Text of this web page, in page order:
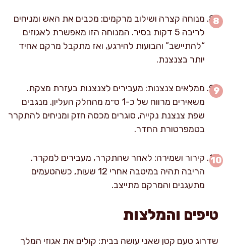
מנוחה קצרה ושילוב מרקמים: מכבים את האש ומניחים
לריבה 5 דקות בסיר. המנוחה הזו מאפשרת לאגוזים
“להתיישב” והבועות להירגע, ואז מתקבל מרקם אחיד
יותר בצנצנת.
ממלאים צנצנות: מעבירים לצנצנות בעזרת מצקת.
משאירים מרווח של כ-1 ס״מ מהחלק העליון. מנגבים
שפת צנצנת נקייה, סוגרים מכסה חזק ומניחים להתקרר
בטמפרטורת החדר.
קירור ושמירה: לאחר שהתקרר, מעבירים למקרר.
הריבה תהיה במיטבה אחרי 12 שעות, כשהטעמים
מתעגנים והמרקם מתייצב.
טיפים והמלצות
שדרוג טעם קטן שאני עושה בבית: קולים את אגוזי המלך